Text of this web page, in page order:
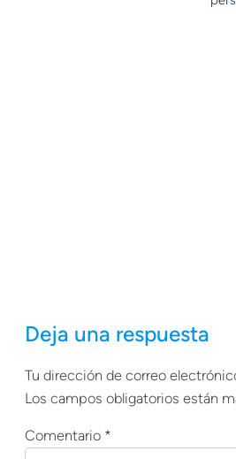
Deja una respuesta
Tu dirección de correo
Los campos obligatorios están
Comentario *